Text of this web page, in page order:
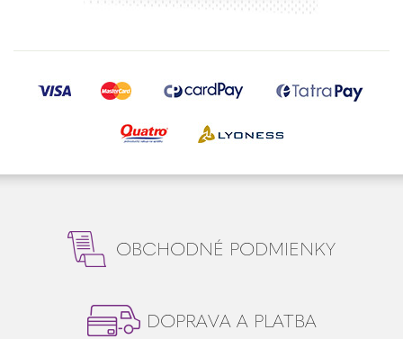
OBCHODNÉ PODMIENKY
DOPRAVA A PLATBA